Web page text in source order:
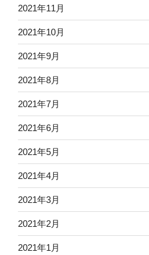
2021年11月
2021年10月
2021年9月
2021年8月
2021年7月
2021年6月
2021年5月
2021年4月
2021年3月
2021年2月
2021年1月